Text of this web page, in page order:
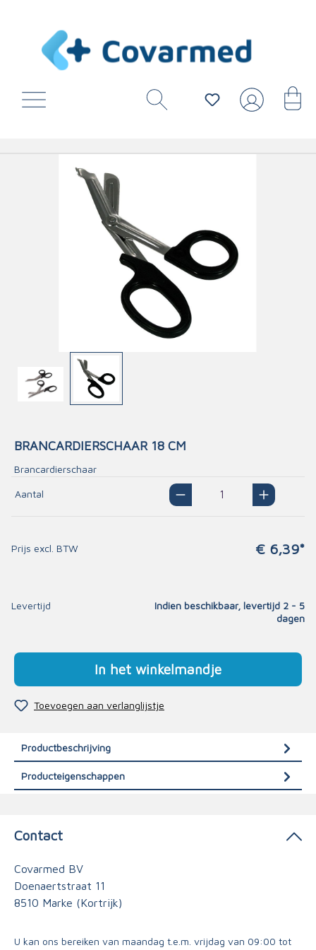
BRANCARDIERSCHAAR 18 CM
Brancardierschaar
Aantal
Prijs excl. BTW € 6,39*
Levertijd
Indien beschikbaar, levertijd 2 - 5
dagen
In het winkelmandje
Toevoegen aan verlanglijstje
Productbeschrijving
Producteigenschappen
Contact
Covarmed BV
Doenaertstraat 11
8510 Marke (Kortrijk)
U kan ons bereiken van maandag t.e.m. vrijdag van 09:00 tot